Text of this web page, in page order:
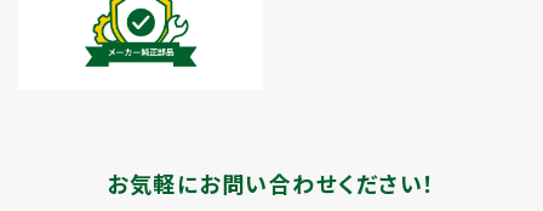
お気軽にお問い合わせください！